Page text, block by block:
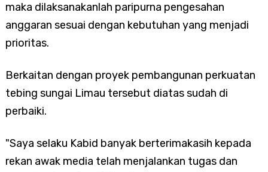
maka dilaksanakanlah paripurna pengesahan
anggaran sesuai dengan kebutuhan yang menjadi
prioritas.
Berkaitan dengan proyek pembangunan perkuatan
tebing sungai Limau tersebut diatas sudah di
perbaiki.
"Saya selaku Kabid banyak berterimakasih kepada
rekan awak media telah menjalankan tugas dan